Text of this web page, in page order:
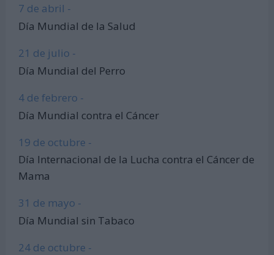
7 de abril -
Día Mundial de la Salud
21 de julio -
Día Mundial del Perro
4 de febrero -
Día Mundial contra el Cáncer
19 de octubre -
Día Internacional de la Lucha contra el Cáncer de
Mama
31 de mayo -
Día Mundial sin Tabaco
24 de octubre -